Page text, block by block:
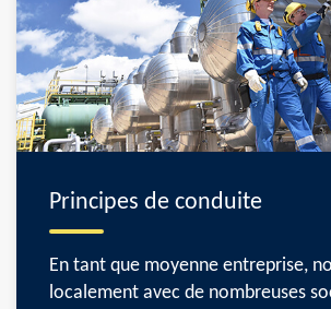
Principes de conduite
En tant que moyenne entreprise,
localement avec de nombreuses